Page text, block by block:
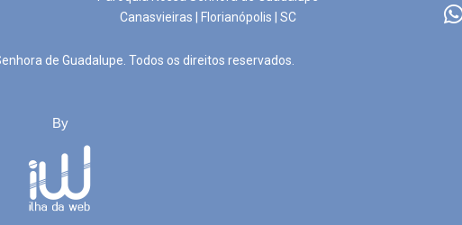
Canasvieiras | Florianópolis | SC
de Guadalupe. Todos os direitos reservados.
By